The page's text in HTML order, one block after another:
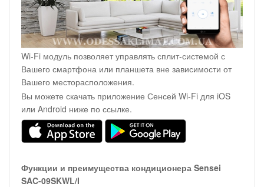
Wi-Fi модуль позволяет управлять сплит-системой с
Вашего смартфона или планшета вне зависимости от
Вашего месторасположения.
Вы можете скачать приложение Сенсей Wi-Fi для iOS
или Android ниже по ссылке.
Функции и преимущества кондиционера Sensei
SAC-09SKWL/I